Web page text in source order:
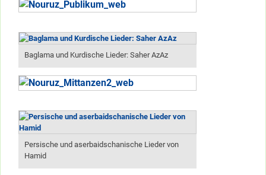
Baglama und Kurdische Lieder: Saher AzAz
Persische und aserbaidschanische Lieder von
Hamid